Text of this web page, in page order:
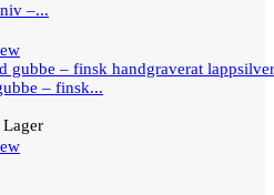
–...
– finsk...
Lager